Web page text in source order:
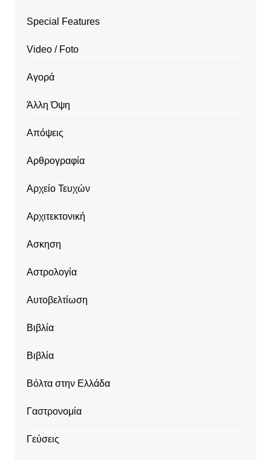
Special Features
Video / Foto
Αγορά
Άλλη Όψη
Απόψεις
Αρθρογραφία
Αρχείο Τευχών
Αρχιτεκτονική
Ασκηση
Αστρολογία
Αυτοβελτίωση
Βιβλία
Βιβλία
Βόλτα στην Ελλάδα
Γαστρονομία
Γεύσεις